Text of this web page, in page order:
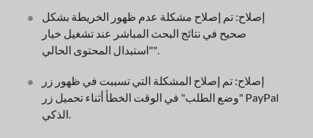
إصلاح: تم إصلاح مشكلة عدم ظهور الخريطة بشكل
صحيح في نتائج البحث المباشر عند تشغيل خيار
"استبدال المحتوى الحالي".
إصلاح: تم إصلاح المشكلة التي تسببت في ظهور زر
"وضع الطلب" في الوقت الخطأ أثناء تحميل زر PayPal
الذكي.